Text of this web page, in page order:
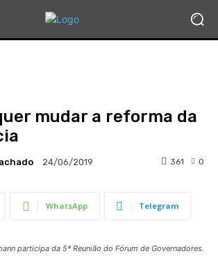
mudar a reforma da
24/06/2019 0
361
WhatsApp Telegram
participa da 5ª Reunião do Fórum de Governadores.